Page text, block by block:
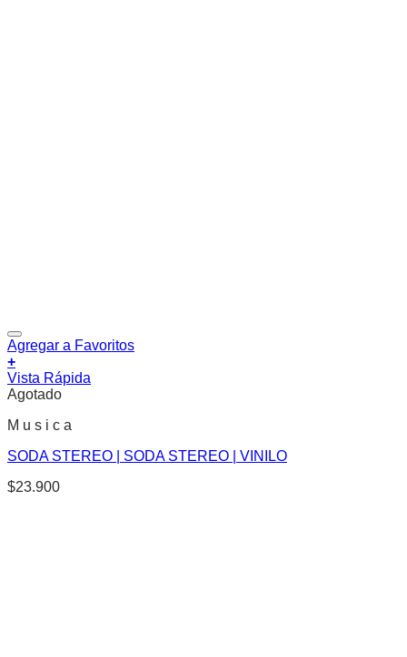
Agregar a Favoritos
+
Vista Rápida
Agotado
M u s i c a
SODA STEREO | SODA STEREO | VINILO
$23.900